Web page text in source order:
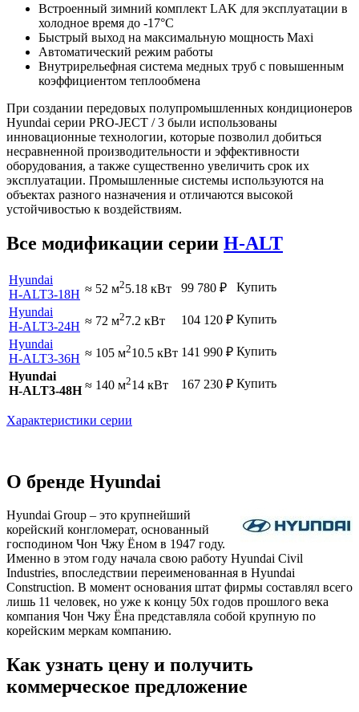
Встроенный зимний комплект LAK для эксплуатации в
холодное время до -17°С
Быстрый выход на максимальную мощность Maxi
Автоматический режим работы
Внутрирельефная система медных труб с повышенным
коэффициентом теплообмена
При создании передовых полупромышленных кондиционеров
Hyundai серии PRO-JECT / 3 были использованы
инновационные технологии, которые позволил добиться
несравненной производительности и эффективности
оборудования, а также существенно увеличить срок их
эксплуатации. Промышленные системы используются на
объектах разного назначения и отличаются высокой
устойчивостью к воздействиям.
Все модификации серии H-ALT
Hyundai
H-ALT3-18H ≈ 52 м25.18 кВт 99 780 ₽
Купить
Hyundai
H-ALT3-24H ≈ 72 м27.2 кВт 104 120 ₽ Купить
Hyundai
H-ALT3-36H ≈ 105 м210.5 кВт 141 990 ₽ Купить
Hyundai
H-ALT3-48H ≈ 140 м214 кВт 167 230 ₽ Купить
Характеристики серии
О бренде Hyundai
Hyundai Group – это крупнейший
корейский конгломерат, основанный
господином Чон Чжу Ёном в 1947 году.
Именно в этом году начала свою работу Hyundai Civil
Industries, впоследствии переименованная в Hyundai
Construction. В момент основания штат фирмы составлял всего
лишь 11 человек, но уже к концу 50х годов прошлого века
компания Чон Чжу Ёна представляла собой крупную по
корейским меркам компанию.
Как узнать цену и получить
коммерческое предложение